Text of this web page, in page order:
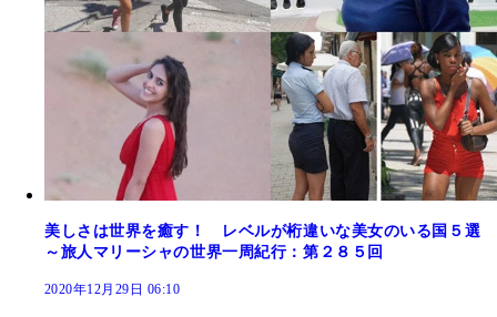
美しさは世界を癒す！ レベルが桁違いな美女のいる国５選
～旅人マリーシャの世界一周紀行：第２８５回
2020年12月29日 06:10